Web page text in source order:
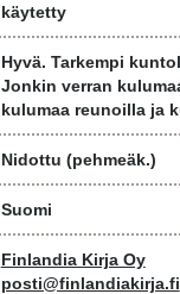
käytetty
Hyvä. Tarkempi
Jonkin verran
kulumaa reunoilla ja
Nidottu (pehmeäk.)
Suomi
Finlandia Kirja Oy
posti@finlandiakirja.fi